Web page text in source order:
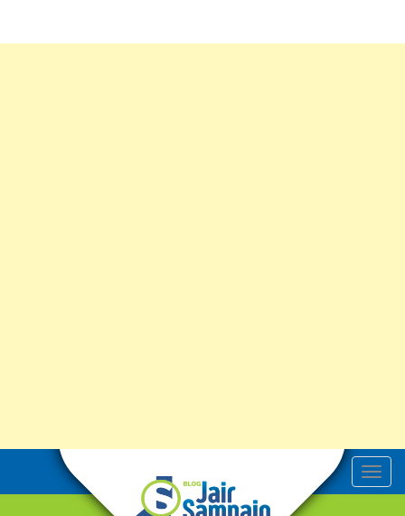
T
o